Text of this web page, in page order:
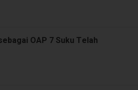
OAP 7 Suku Telah